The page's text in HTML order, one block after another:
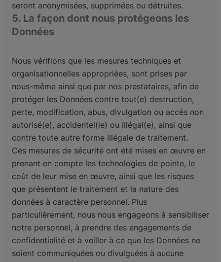
seront anonymisées, supprimées ou détruites.
5. La façon dont nous protégeons les
Données
Nous vérifions que les mesures techniques et
organisationnelles appropriées, sont prises par
nous-même ainsi que par nos prestataires, afin de
protéger les Données contre tout(e) destruction,
perte, modification, abus, divulgation ou accès non
autorisé(e), accidentel(le) ou illégal(e), ainsi que
contre toute autre forme illégale de traitement.
Ces mesures de sécurité ont été mises en œuvre en
prenant en compte les technologies de pointe, le
coût de leur mise en œuvre, ainsi que les risques
que présentent le traitement et la nature des
données à caractère personnel. Plus
particulièrement, nous nous engageons à sensibiliser
notre personnel, à prendre des engagements de
confidentialité et à veiller à ce que les Données ne
soient communiquées ou divulguées à aucune